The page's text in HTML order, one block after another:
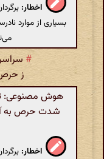
اخطار:
بسیاری از موارد
#
ز
هوش مصنوعی:
شدت حرص به
اخطار: